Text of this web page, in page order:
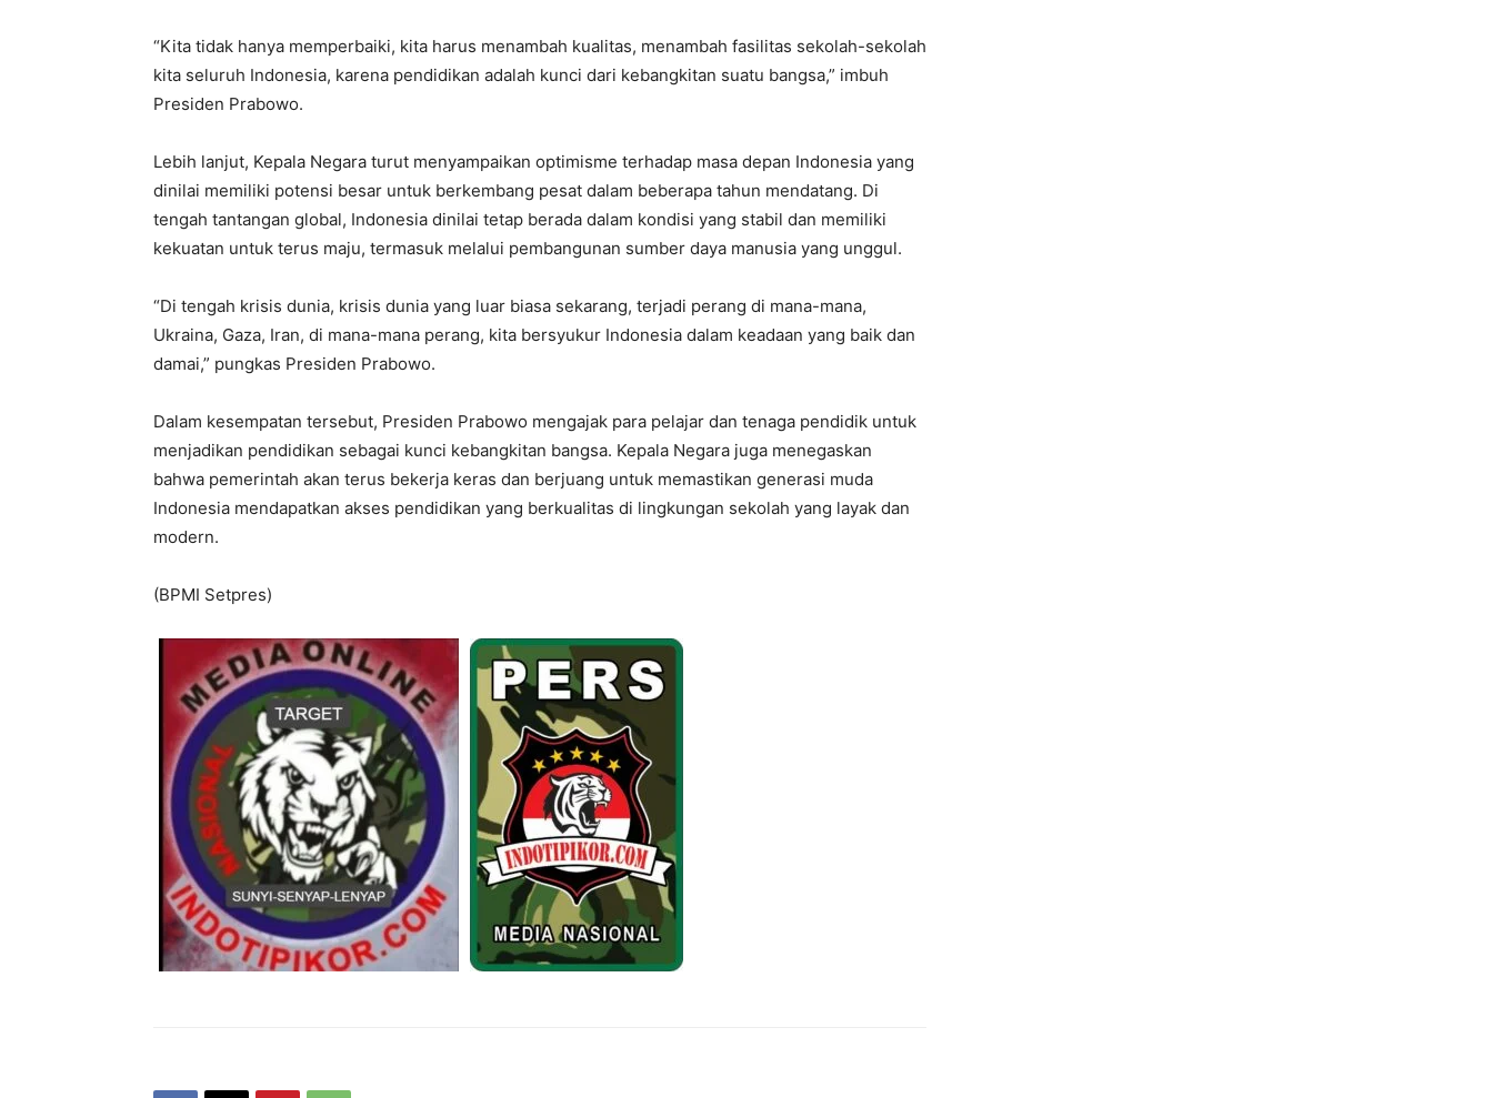
I've read and accept thePrivacy Policy.
“Kita tidak hanya memperbaiki, kita harus menambah kualitas, menambah fasilitas sekolah-sekolah
kita seluruh Indonesia, karena pendidikan adalah kunci dari kebangkitan suatu bangsa,” imbuh
Presiden Prabowo.
Lebih lanjut, Kepala Negara turut menyampaikan optimisme terhadap masa depan Indonesia yang
dinilai memiliki potensi besar untuk berkembang pesat dalam beberapa tahun mendatang. Di
tengah tantangan global, Indonesia dinilai tetap berada dalam kondisi yang stabil dan memiliki
kekuatan untuk terus maju, termasuk melalui pembangunan sumber daya manusia yang unggul.
“Di tengah krisis dunia, krisis dunia yang luar biasa sekarang, terjadi perang di mana-mana,
Ukraina, Gaza, Iran, di mana-mana perang, kita bersyukur Indonesia dalam keadaan yang baik dan
damai,” pungkas Presiden Prabowo.
Dalam kesempatan tersebut, Presiden Prabowo mengajak para pelajar dan tenaga pendidik untuk
menjadikan pendidikan sebagai kunci kebangkitan bangsa. Kepala Negara juga menegaskan
bahwa pemerintah akan terus bekerja keras dan berjuang untuk memastikan generasi muda
Indonesia mendapatkan akses pendidikan yang berkualitas di lingkungan sekolah yang layak dan
modern.
(BPMI Setpres)